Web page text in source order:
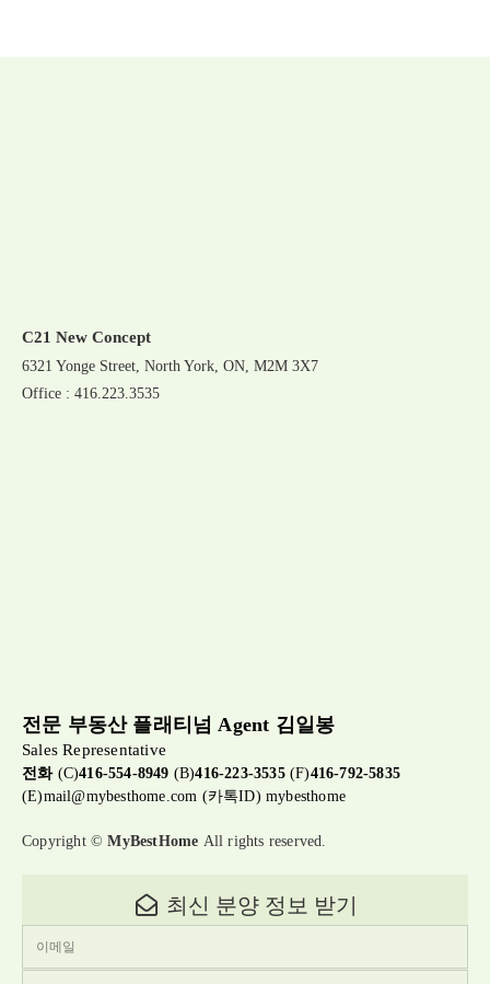
C21 New Concept
6321 Yonge Street, North York, ON, M2M 3X7
Office : 416.223.3535
전문 부동산 플래티넘 Agent 김일봉
Sales Representative
전화(C)416-554-8949 (B)416-223-3535(F)416-792-5835
(E)mail@mybesthome.com (카톡ID) mybesthome
Copyright ©MyBestHome All rights reserved.
최신 분양 정보 받기